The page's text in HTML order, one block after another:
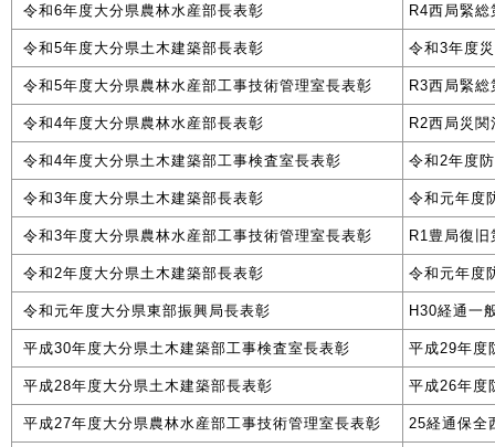
令和6年度大分県農林水産部長表彰 R4西局緊
令和5年度大分県土木建築部長表彰 令和3年度
令和5年度大分県農林水産部工事技術管理室長表彰 R3西局緊
令和4年度大分県農林水産部長表彰 R2西局災
令和4年度大分県土木建築部工事検査室長表彰 令和2年度
令和3年度大分県土木建築部長表彰 令和元年度
令和3年度大分県農林水産部工事技術管理室長表彰 R1豊局復
令和2年度大分県土木建築部長表彰 令和元年度
令和元年度大分県東部振興局長表彰 H30経通一
平成30年度大分県土木建築部工事検査室長表彰 平成29年度
平成28年度大分県土木建築部長表彰 平成26年度
平成27年度大分県農林水産部工事技術管理室長表彰 25経通保全